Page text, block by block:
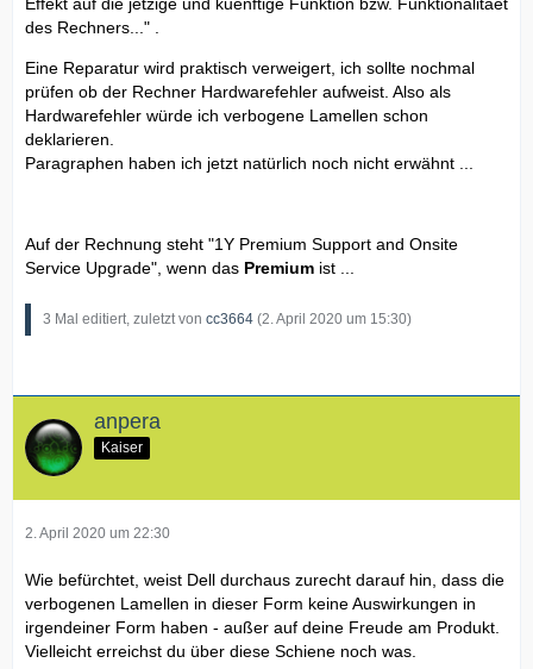
des Rechners..." .
Eine Reparatur wird praktisch verweigert, ich sollte nochmal
prüfen ob der Rechner Hardwarefehler aufweist. Also als
Hardwarefehler würde ich verbogene Lamellen schon
deklarieren.
Paragraphen haben ich jetzt natürlich noch nicht erwähnt ...
Auf der Rechnung steht "1Y Premium Support and Onsite
Service Upgrade", wenn das Premium ist ...
3 Mal editiert, zuletzt von cc3664 (2. April 2020 um 15:30)
anpera
Kaiser
2. April 2020 um 22:30
Wie befürchtet, weist Dell durchaus zurecht darauf hin, dass die
verbogenen Lamellen in dieser Form keine Auswirkungen in
irgendeiner Form haben - außer auf deine Freude am Produkt.
Vielleicht erreichst du über diese Schiene noch was.